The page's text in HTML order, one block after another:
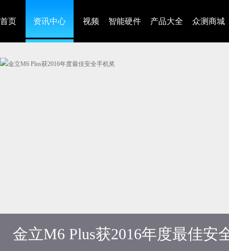
首页 资讯中心 视频 智能硬件 产品大全 众测商城
金立M6 Plus获2016年度最佳安